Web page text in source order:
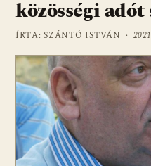
közösségi
ÍRTA: SZÁNTÓ ISTVÁN ·